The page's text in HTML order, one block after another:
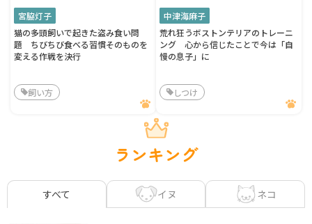
宮脇灯子
猫の多頭飼いで起きた盗み食い問
題 ちびちび食べる習慣そのものを
変える作戦を決行
飼い方
中津海麻子
荒れ狂うボストンテリアのトレーニ
ング 心から信じたことで今は「自
慢の息子」に
しつけ
ランキング
すべて イヌ ネコ